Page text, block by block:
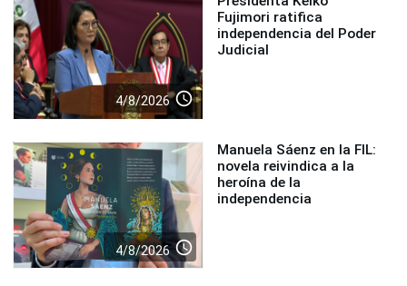
4/8/2026 access_time
Fujimori ratifica
independencia del Poder
Judicial
4/8/2026 access_time
Manuela Sáenz en la FIL:
novela reivindica a la
heroína de la
independencia